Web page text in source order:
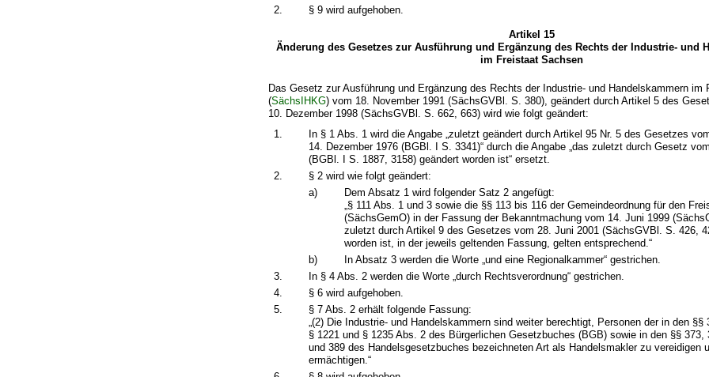
2.
§ 9 wird aufgehoben.
Artikel 15
Änderung des Gesetzes zur Ausführung und Ergänzung des Rechts der Industrie- und
im Freistaat Sachsen
Das Gesetz zur Ausführung und Ergänzung des Rechts der Industrie- und Handelskammern im
(SächsIHKG) vom 18. November 1991 (SächsGVBl. S. 380), geändert durch Artikel 5 des
10. Dezember 1998 (SächsGVBl. S. 662, 663) wird wie folgt geändert:
1.
In § 1 Abs. 1 wird die Angabe „zuletzt geändert durch Artikel 95 Nr. 5 des Gesetzes
14. Dezember 1976 (BGBl. I S. 3341)“ durch die Angabe „das zuletzt durch Gesetz
(BGBl. I S. 1887, 3158) geändert worden ist“ ersetzt.
2.
§ 2 wird wie folgt geändert:
a)
Dem Absatz 1 wird folgender Satz 2 angefügt:
„§ 111 Abs. 1 und 3 sowie die §§ 113 bis 116 der Gemeindeordnung für den
(SächsGemO) in der Fassung der Bekanntmachung vom 14. Juni 1999
zuletzt durch Artikel 9 des Gesetzes vom 28. Juni 2001 (SächsGVBl. S. 426,
worden ist, in der jeweils geltenden Fassung, gelten entsprechend.“
b)
In Absatz 3 werden die Worte „und eine Regionalkammer“ gestrichen.
3.
In § 4 Abs. 2 werden die Worte „durch Rechtsverordnung“ gestrichen.
4.
§ 6 wird aufgehoben.
5.
§ 7 Abs. 2 erhält folgende Fassung:
„(2) Die Industrie- und Handelskammern sind weiter berechtigt, Personen der in den §§
§ 1221 und § 1235 Abs. 2 des Bürgerlichen Gesetzbuches (BGB) sowie in den §§ 373,
und 389 des Handelsgesetzbuches bezeichneten Art als Handelsmakler zu vereidigen
ermächtigen.“